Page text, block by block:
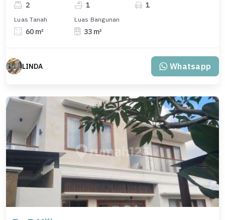
2 1 1
Luas Tanah
60 m²
Luas Bangunan
33 m²
LINDA Whatsapp